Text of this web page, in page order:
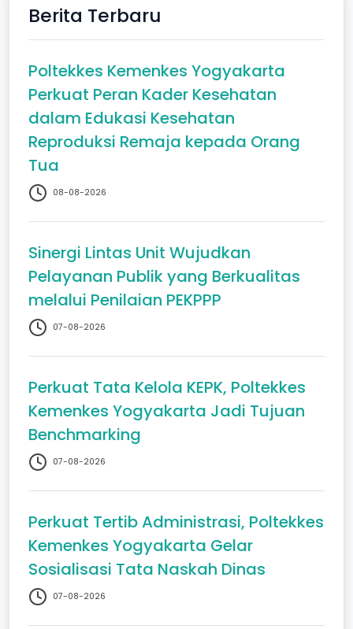
Berita Terbaru
Poltekkes Kemenkes Yogyakarta
Perkuat Peran Kader Kesehatan
dalam Edukasi Kesehatan
Reproduksi Remaja kepada Orang
Tua
08-08-2026
Sinergi Lintas Unit Wujudkan
Pelayanan Publik yang Berkualitas
melalui Penilaian PEKPPP
07-08-2026
Perkuat Tata Kelola KEPK, Poltekkes
Kemenkes Yogyakarta Jadi Tujuan
Benchmarking
07-08-2026
Perkuat Tertib Administrasi, Poltekkes
Kemenkes Yogyakarta Gelar
Sosialisasi Tata Naskah Dinas
07-08-2026